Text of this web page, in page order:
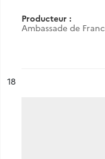
Producteur :
Ambassade de
n°
18